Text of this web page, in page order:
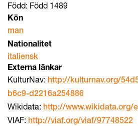
Född: Född 1489
Kön
man
Nationalitet
italiensk
Externa länkar
KulturNav: http://kulturnav.org/
b6c9-d2216a254886
Wikidata: http://www.wikidata.org/
VIAF: http://viaf.org/viaf/97748522